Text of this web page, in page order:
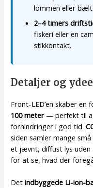
lommen eller
2–4 timers
fiskeri eller en
stikkontakt.
Detaljer og
Front-LED’en skaber
100 meter — perfekt til
forhindringer i god tid.
siden samler mange
et jævnt, diffust lys uden
for at se, hvad der
Detindbyggede Li-ion-